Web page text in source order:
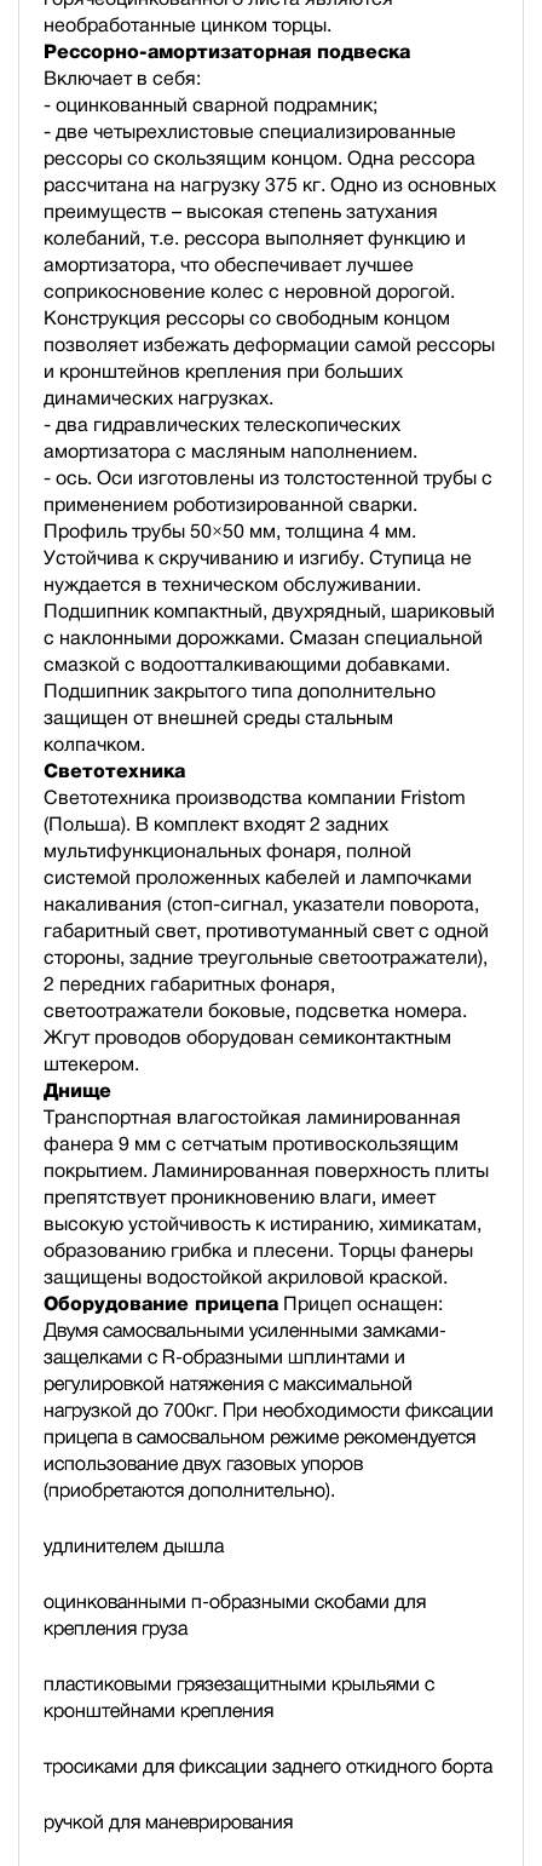
необработанные цинком торцы.
Рессорно-амортизаторная подвеска
Включает в себя:
- оцинкованный сварной подрамник;
- две четырехлистовые специализированные
рессоры со скользящим концом. Одна рессора
рассчитана на нагрузку 375 кг. Одно из основных
преимуществ – высокая степень затухания
колебаний, т.е. рессора выполняет функцию и
амортизатора, что обеспечивает лучшее
соприкосновение колес с неровной дорогой.
Конструкция рессоры со свободным концом
позволяет избежать деформации самой рессоры
и кронштейнов крепления при больших
динамических нагрузках.
- два гидравлических телескопических
амортизатора с масляным наполнением.
- ось. Оси изготовлены из толстостенной трубы с
применением роботизированной сварки.
Профиль трубы 50×50 мм, толщина 4 мм.
Устойчива к скручиванию и изгибу. Ступица не
нуждается в техническом обслуживании.
Подшипник компактный, двухрядный, шариковый
с наклонными дорожками. Смазан специальной
смазкой с водоотталкивающими добавками.
Подшипник закрытого типа дополнительно
защищен от внешней среды стальным
колпачком.
Светотехника
Светотехника производства компании Fristom
(Польша). В комплект входят 2 задних
мультифункциональных фонаря, полной
cистемой проложенных кабелей и лампочками
накаливания (стоп-сигнал, указатели поворота,
габаритный свет, противотуманный свет с одной
стороны, задние треугольные светоотражатели),
2 передних габаритных фонаря,
светоотражатели боковые, подсветка номера.
Жгут проводов оборудован семиконтактным
штекером.
Днище
Транспортная влагостойкая ламинированная
фанера 9 мм с сетчатым противоскользящим
покрытием. Ламинированная поверхность плиты
препятствует проникновению влаги, имеет
высокую устойчивость к истиранию, химикатам,
образованию грибка и плесени. Торцы фанеры
защищены водостойкой акриловой краской.
Оборудование прицепа Прицеп оснащен:
Двумя самосвальными усиленными замками-
защелками с R-образными шплинтами и
регулировкой натяжения с максимальной
нагрузкой до 700кг. При необходимости фиксации
прицепа в самосвальном режиме рекомендуется
использование двух газовых упоров
(приобретаются дополнительно).
удлинителем дышла
оцинкованными п-образными скобами для
крепления груза
пластиковыми грязезащитными крыльями с
кронштейнами крепления
тросиками для фиксации заднего откидного борта
ручкой для маневрирования